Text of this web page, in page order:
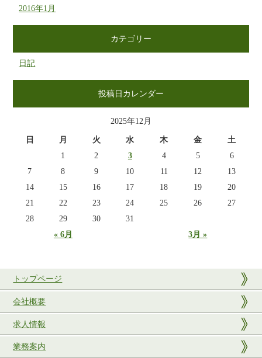
2016年1月
カテゴリー
日記
投稿日カレンダー
2025年12月
日 月 火 水 木 金 土
« 6月 3月 »
1 2 3 4 5
6
7
8 9 10 11 12
13
14
15 16 17 18 19
20
21
22 23 24 25 26
27
28
29 30 31
トップページ
会社概要
求人情報
業務案内